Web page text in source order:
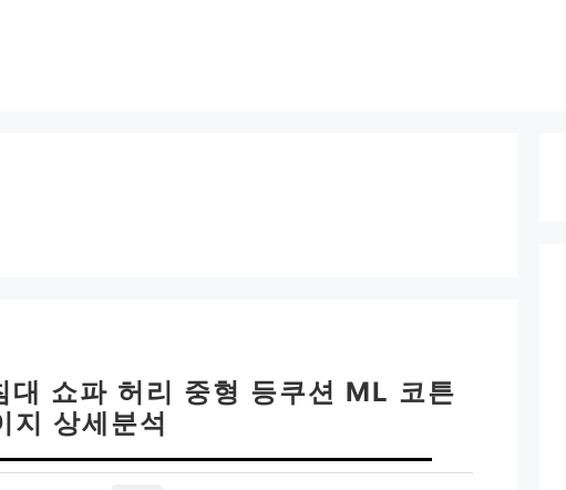
대 쇼파 허리 중형 등쿠션 ML 코튼
지 상세분석